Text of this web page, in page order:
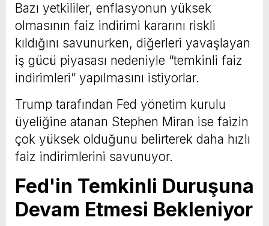
Bazı yetkililer, enflasyonun yüksek
olmasının faiz indirimi kararını riskli
kıldığını savunurken, diğerleri yavaşlayan
iş gücü piyasası nedeniyle “temkinli faiz
indirimleri” yapılmasını istiyorlar.
Trump tarafından Fed yönetim kurulu
üyeliğine atanan Stephen Miran ise faizin
çok yüksek olduğunu belirterek daha hızlı
faiz indirimlerini savunuyor.
Fed'in Temkinli Duruşuna
Devam Etmesi Bekleniyor